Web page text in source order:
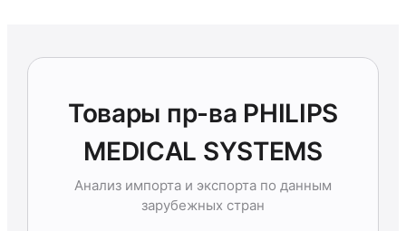
Товары пр-ва PHILIPS
MEDICAL SYSTEMS
Анализ импорта и экспорта по данным
зарубежных стран